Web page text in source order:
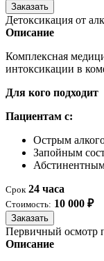
Заказать
Детоксикация от
Описание
Комплексная
интоксикации в
Для кого подходит
Пациентам с:
Острым
Запойным
Срок 24 часа
Стоимость: 10 000 ₽
Заказать
Первичный осмотр
Описание